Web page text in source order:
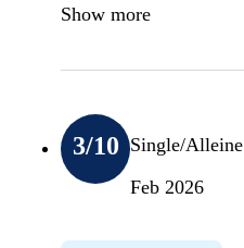
Show more
3/10 Single/Alleine
Feb 2026